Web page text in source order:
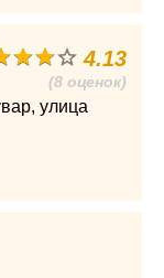
4.13
(8 оценок)
улица